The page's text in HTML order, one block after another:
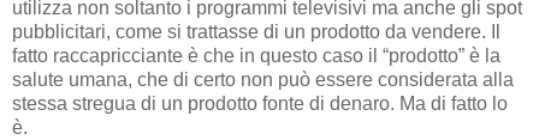
utilizza non soltanto i programmi televisivi ma anche gli spot
pubblicitari, come si trattasse di un prodotto da vendere. Il
fatto raccapricciante è che in questo caso il “prodotto” è la
salute umana, che di certo non può essere considerata alla
stessa stregua di un prodotto fonte di denaro. Ma di fatto lo
è.